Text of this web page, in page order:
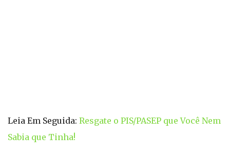
Leia Em Seguida: Resgate o PIS/PASEP que Você Nem
Sabia que Tinha!